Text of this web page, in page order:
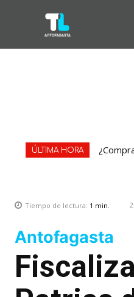
ÚLTIMA HORA
Tiempo de lectura: 1 min.
Antofagasta